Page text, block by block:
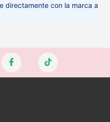
directamente con la marca a